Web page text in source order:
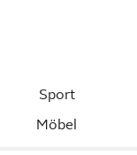
Sport
Möbel